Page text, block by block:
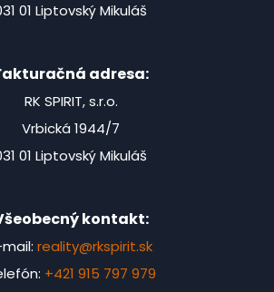
01 Liptovský Mikuláš
adresa:
RK SPIRIT, s.r.o.
Vrbická 1944/7
01 Liptovský Mikuláš
kontakt:
reality@rkspirit.sk
+421 915 797 979